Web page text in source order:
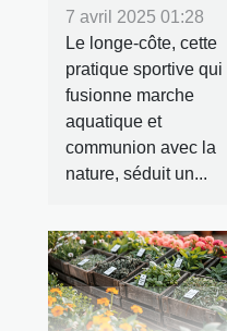
7 avril 2025 01:28
Le longe-côte, cette
pratique sportive qui
fusionne marche
aquatique et
communion avec la
nature, séduit un...